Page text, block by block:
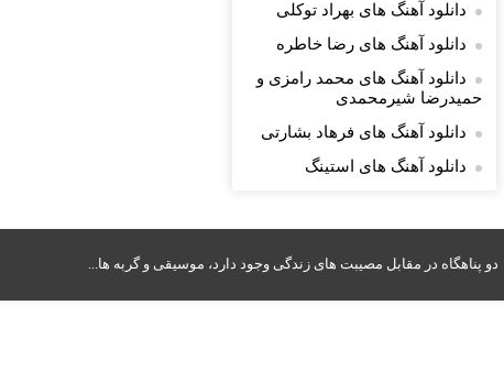
دانلود آهنگ های بهراد توکلی
دانلود آهنگ های رضا خاطره
دانلود آهنگ های محمد رامزی و
حمیدرضا شیرمحمدی
دانلود آهنگ های فرهاد بشارتی
دانلود آهنگ های استینگ
دو پناهگاه در مقابل مصیبت های زندگی وجود دارد، موسیقی و گربه ها...